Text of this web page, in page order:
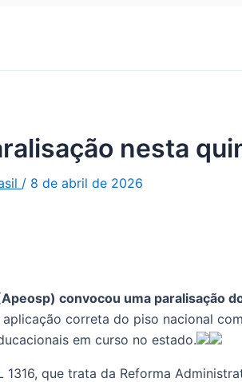
nesta
/ 8 de abril de 2026
convocou uma paralisação
correta do piso nacional
em curso no estado.
que trata da Reforma